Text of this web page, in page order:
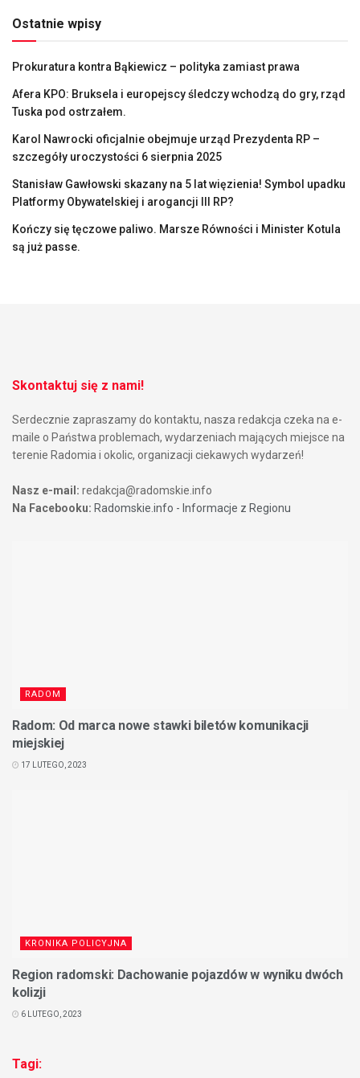
Ostatnie wpisy
Prokuratura kontra Bąkiewicz – polityka zamiast prawa
Afera KPO: Bruksela i europejscy śledczy wchodzą do gry, rząd
Tuska pod ostrzałem.
Karol Nawrocki oficjalnie obejmuje urząd Prezydenta RP –
szczegóły uroczystości 6 sierpnia 2025
Stanisław Gawłowski skazany na 5 lat więzienia! Symbol upadku
Platformy Obywatelskiej i arogancji III RP?
Kończy się tęczowe paliwo. Marsze Równości i Minister Kotula
są już passe.
Skontaktuj się z nami!
Serdecznie zapraszamy do kontaktu, nasza redakcja czeka na e-
maile o Państwa problemach, wydarzeniach mających miejsce na
terenie Radomia i okolic, organizacji ciekawych wydarzeń!
Nasz e-mail: redakcja@radomskie.info
Na Facebooku: Radomskie.info - Informacje z Regionu
RADOM
Radom: Od marca nowe stawki biletów komunikacji
miejskiej
17 LUTEGO, 2023
KRONIKA POLICYJNA
Region radomski: Dachowanie pojazdów w wyniku dwóch
kolizji
6 LUTEGO, 2023
Tagi: